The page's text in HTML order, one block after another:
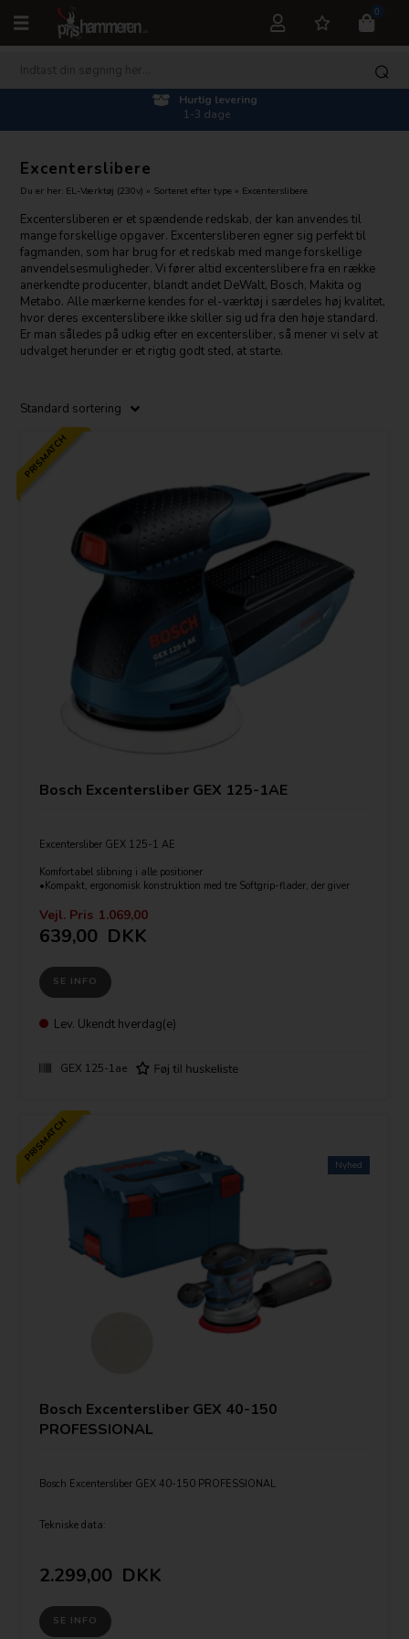
0
Kundeservice 27217878
man-fre 10.00-15.30
Excenterslibere
Du er her: EL-Værktøj (230v) » Sorteret efter type » Excenterslibere
Excentersliberen er et spændende redskab, der kan anvendes til
mange forskellige opgaver. Excentersliberen egner sig perfekt til
fagmanden, som har brug for et redskab med mange forskellige
anvendelsesmuligheder. Vi fører altid excenterslibere fra en række
anerkendte producenter, blandt andet DeWalt, Bosch, Makita og
Metabo. Alle mærkerne kendes for el-værktøj i særdeles høj kvalitet,
hvor deres excenterslibere ikke skiller sig ud fra den høje standard.
Er man således på udkig efter en excentersliber, så mener vi selv at
udvalget herunder er et rigtig godt sted, at starte.
PRISMATCH
Bosch Excentersliber GEX 125-1AE
Excentersliber GEX 125-1 AE
Komfortabel slibning i alle positioner
•Kompakt, ergonomisk konstruktion med tre Softgrip-flader, der giver
arbejdskomfort
•Bosch-mikrofiltersystem: Perfekt og effektiv støvudsugning
•Forvalg af omdrejningstal til materialerigtigt arbejde
•Excenterbevægelsen plus rotation sikrer den fineste slibning og stor
slibeeffekt
•Velcrolukning for hurtigt og bekvemt skift af sliberondel
Leveres i Bosch papkasse uden kuffert.
Vejl. Pris 1.069,00
639,00 DKK
SE INFO
Lev. Ukendt hverdag(e)
GEX 125-1ae
PRISMATCH
Nyhed
Bosch Excentersliber GEX 40-150
PROFESSIONAL
Bosch Excentersliber GEX 40-150 PROFESSIONAL
Tekniske data:
Svingningstal: 11.000 – 24.000 omdr./min.
Excentricitet: 2,00 mm
Vægt: 2,4 kg
Svingkreds-Ø: 4 mm
2.299,00 DKK
SE INFO